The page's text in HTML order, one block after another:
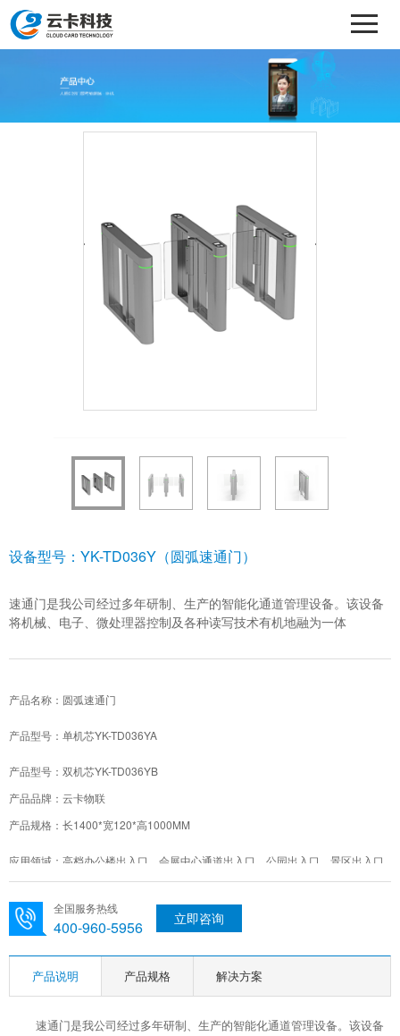
设备型号：YK-TD036Y（圆弧速通门）
速通门是我公司经过多年研制、生产的智能化通道管理设备。该设备
将机械、电子、微处理器控制及各种读写技术有机地融为一体
产品名称：圆弧速通门
产品型号：单机芯YK-TD036YA
产品型号：双机芯YK-TD036YB
产品品牌：云卡物联
产品规格：长1400*宽120*高1000MM
应用领域：高档办公楼出入口、会展中心通道出入口、公园出入口、景区出入口
通道……
全国服务热线
400-960-5956 立即咨询
产品说明 产品规格 解决方案
速通门是我公司经过多年研制、生产的智能化通道管理设备。该设备